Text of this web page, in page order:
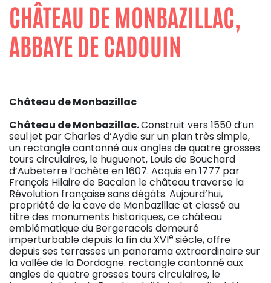
CHÂTEAU DE MONBAZILLAC,
ABBAYE DE CADOUIN
Château de Monbazillac
Château de Monbazillac.Construit vers 1550 d’un
seul jet par Charles d’Aydie sur un plan très simple,
un rectangle cantonné aux angles de quatre grosses
tours circulaires, le huguenot, Louis de Bouchard
d’Aubeterre l’achète en 1607. Acquis en 1777 par
François Hilaire de Bacalan le château traverse la
Révolution française sans dégâts. Aujourd’hui,
propriété de la cave de Monbazillac et classé au
titre des monuments historiques, ce château
emblématique du Bergeracois demeuré
imperturbable depuis la fin du XVIe siècle, offre
depuis ses terrasses un panorama extraordinaire sur
la vallée de la Dordogne. rectangle cantonné aux
angles de quatre grosses tours circulaires, le